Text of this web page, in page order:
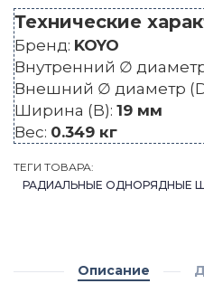
Технические
Бренд: KOYO
Внутренний ∅
Внешний ∅ диаметр
Ширина (B): 19 мм
Вес: 0.349 кг
ТЕГИ ТОВАРА:
РАДИАЛЬНЫЕ ОДНОРЯДНЫЕ
Описание